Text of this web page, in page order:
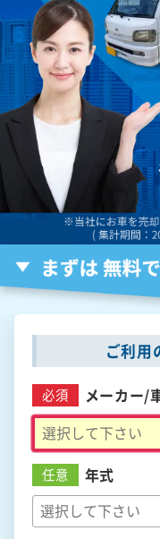
ご利用
必須 メーカー/
任意 年式